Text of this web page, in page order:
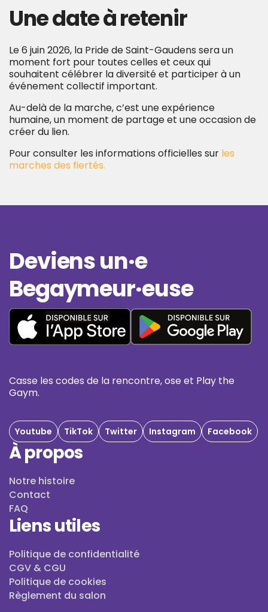
Une date à retenir
Le 6 juin 2026, la Pride de Saint-Gaudens sera un
moment fort pour toutes celles et ceux qui
souhaitent célébrer la diversité et participer à un
événement collectif important.
Au-delà de la marche, c’est une expérience
humaine, un moment de partage et une occasion de
créer du lien.
Pour consulter les informations officielles sur les
marches des fiertés.
Deviens un·e
Begaymeur·euse
Casse les codes de la rencontre, ose et Play the
Gaym.
Youtube TikTok Twitter Instagram Facebook
À propos
Notre histoire
Contact
FAQ
Liens utiles
Politique de confidentialité
CGV & CGU
Politique de cookies
Règlement du salon